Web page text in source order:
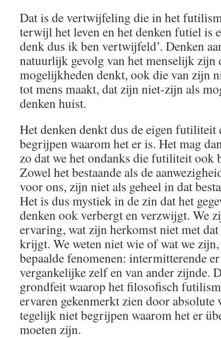
Dat is de vertwijfeling die in het
terwijl het leven en het denken futiel is
denk dus ik ben vertwijfeld’. Denken
natuurlijk gevolg van het menselijk zijn
mogelijkheden denkt, ook die van zijn
tot mens maakt, dat zijn niet-zijn als
denken huist.
Het denken denkt dus de eigen
begrijpen waarom het er is. Het mag
zo dat we het ondanks die futiliteit ook
Zowel het bestaande als de
voor ons, zijn niet als geheel in dat
Het is dus mystiek in de zin dat het
denken ook verbergt en verzwijgt. We
ervaring, wat zijn herkomst niet met dat
krijgt. We weten niet wie of wat we
bepaalde fenomenen: intermitterende
vergankelijke zelf en van ander zijnde.
grondfeit waarop het filosofisch
ervaren gekenmerkt zien door absolute
tegelijk niet begrijpen waarom het er
moeten zijn.